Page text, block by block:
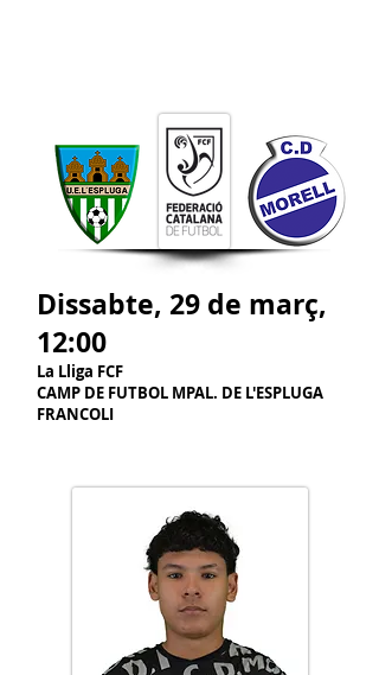
Dissabte, 29 de març,
12:00
La Lliga FCF
CAMP DE FUTBOL MPAL. DE L'ESPLUGA
FRANCOLI